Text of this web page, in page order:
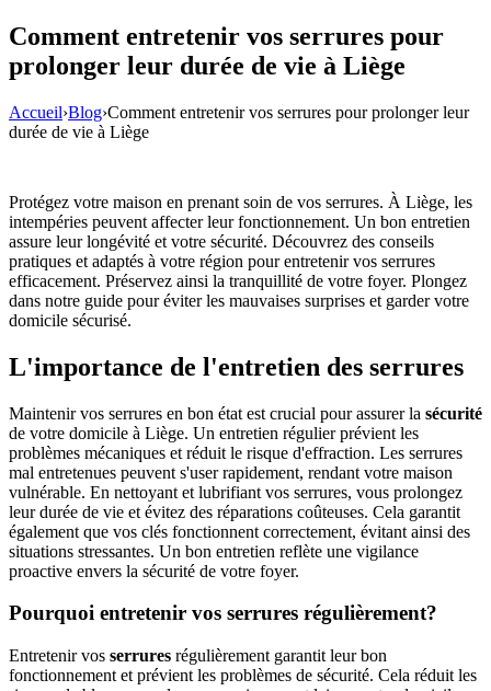
Comment entretenir vos serrures pour
prolonger leur durée de vie à Liège
Accueil›Blog›Comment entretenir vos serrures pour prolonger leur
durée de vie à Liège
Protégez votre maison en prenant soin de vos serrures. À Liège, les
intempéries peuvent affecter leur fonctionnement. Un bon entretien
assure leur longévité et votre sécurité. Découvrez des conseils
pratiques et adaptés à votre région pour entretenir vos serrures
efficacement. Préservez ainsi la tranquillité de votre foyer. Plongez
dans notre guide pour éviter les mauvaises surprises et garder votre
domicile sécurisé.
L'importance de l'entretien des serrures
Maintenir vos serrures en bon état est crucial pour assurer la sécurité
de votre domicile à Liège. Un entretien régulier prévient les
problèmes mécaniques et réduit le risque d'effraction. Les serrures
mal entretenues peuvent s'user rapidement, rendant votre maison
vulnérable. En nettoyant et lubrifiant vos serrures, vous prolongez
leur durée de vie et évitez des réparations coûteuses. Cela garantit
également que vos clés fonctionnent correctement, évitant ainsi des
situations stressantes. Un bon entretien reflète une vigilance
proactive envers la sécurité de votre foyer.
Pourquoi entretenir vos serrures régulièrement?
Entretenir vos serrures régulièrement garantit leur bon
fonctionnement et prévient les problèmes de sécurité. Cela réduit les